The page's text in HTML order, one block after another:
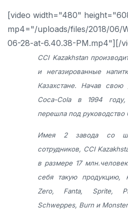
[video width="480"
mp4="/uploads/files/2018/06/
06-28-at-6.40.38-
CCI Kazakhstan
и негазированные
Казахстане. Начав свою
Coca-Colaв 1994 году,
перешла под руководство
Имея 2 завода со
сотрудников, CCI
в размере 17 млн.человек
себя такую продукцию,
Zero, Fanta, Sprite,
Schweppes, Burn и Monster